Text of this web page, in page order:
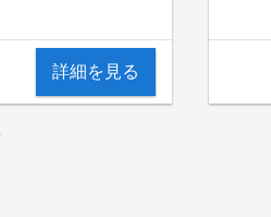
詳細を見る